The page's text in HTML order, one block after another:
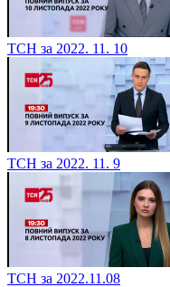
ТСН за 2022. 11. 10
ТСН за 2022. 11. 9
ТСН за 2022.11.08